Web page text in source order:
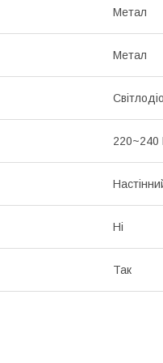
Метал
Метал
220~240
Ні
Так